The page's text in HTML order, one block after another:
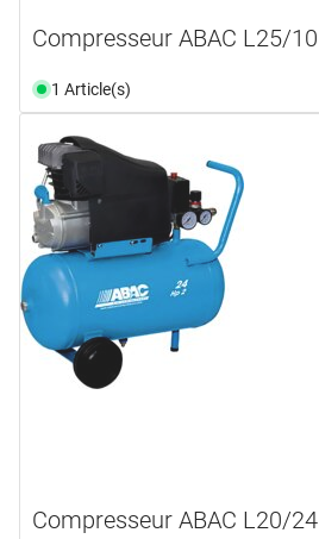
Compresseur ABAC L25/10
1 Article(s)
Compresseur ABAC L20/24